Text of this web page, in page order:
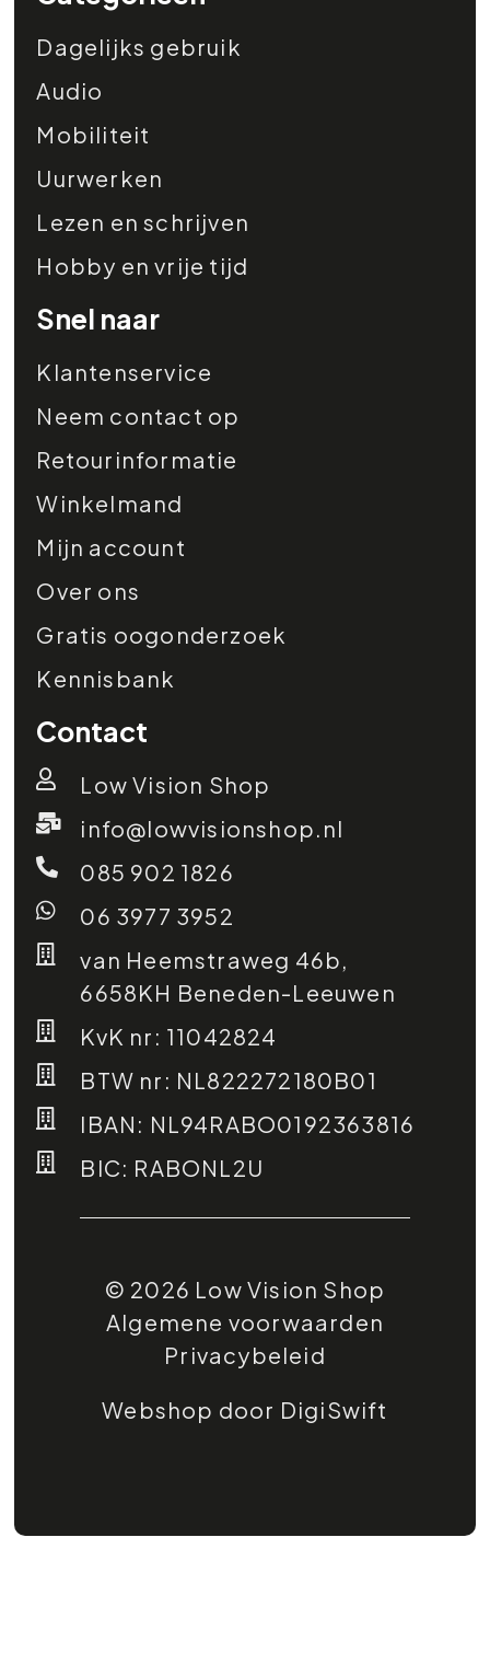
Dagelijks gebruik
Audio
Mobiliteit
Uurwerken
Lezen en schrijven
Hobby en vrije tijd
Snel naar
Klantenservice
Neem contact op
Retourinformatie
Winkelmand
Mijn account
Over ons
Gratis oogonderzoek
Kennisbank
Contact
Low Vision Shop
info@lowvisionshop.nl
085 902 1826
06 3977 3952
van Heemstraweg 46b,
6658KH Beneden-Leeuwen
KvK nr: 11042824
BTW nr: NL822272180B01
IBAN: NL94RABO0192363816
BIC: RABONL2U
© 2026 Low Vision Shop
Algemene voorwaarden
Privacybeleid
Webshop door DigiSwift